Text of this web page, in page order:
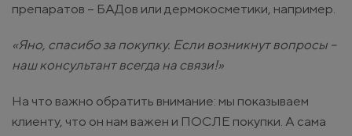
препаратов – БАДов или дермокосметики, например.
«Яно, спасибо за покупку. Если возникнут вопросы –
наш консультант всегда на связи!»
На что важно обратить внимание: мы показываем
клиенту, что он нам важен и ПОСЛЕ покупки. А сама